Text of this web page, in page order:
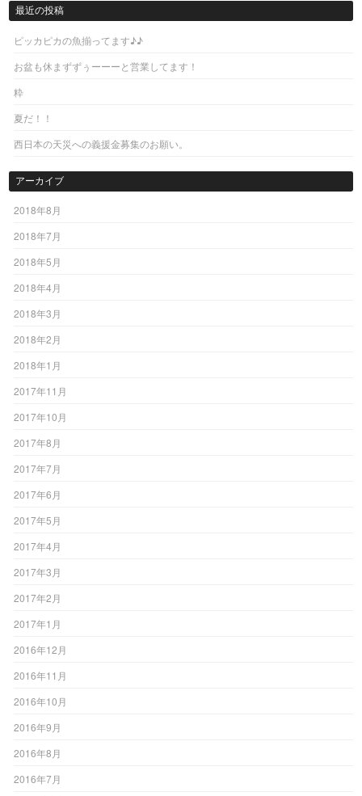
最近の投稿
ピッカピカの魚揃ってます♪♪
お盆も休まずずぅーーーと営業してます！
粋
夏だ！！
西日本の天災への義援金募集のお願い。
アーカイブ
2018年8月
2018年7月
2018年5月
2018年4月
2018年3月
2018年2月
2018年1月
2017年11月
2017年10月
2017年8月
2017年7月
2017年6月
2017年5月
2017年4月
2017年3月
2017年2月
2017年1月
2016年12月
2016年11月
2016年10月
2016年9月
2016年8月
2016年7月